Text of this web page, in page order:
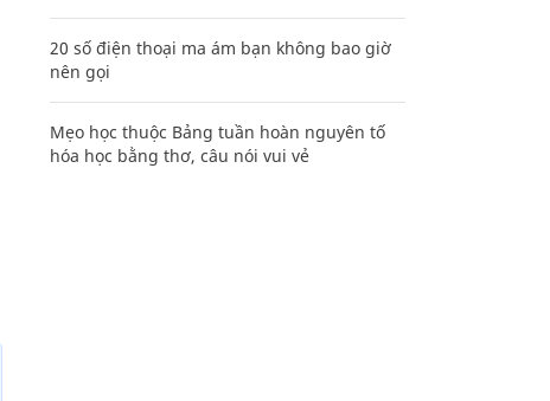
20 số điện thoại ma ám bạn không bao giờ
nên gọi
Mẹo học thuộc Bảng tuần hoàn nguyên tố
hóa học bằng thơ, câu nói vui vẻ